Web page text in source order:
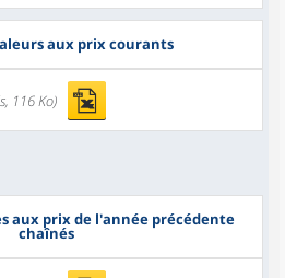
aux prix courants
116 Ko)
aux prix de l'année précédente
chaînés